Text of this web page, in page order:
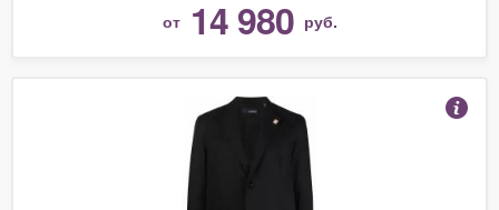
от 14 980 руб.